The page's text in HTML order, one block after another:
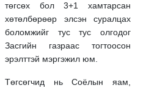
төгсөх бол 3+1 хамтарсан
хөтөлбөрөөр элсэн суралцах
боломжийг тус тус олгодог
Засгийн газраас тогтоосон
эрэлттэй мэргэжил юм.
Төгсөгчид нь Соёлын яам,